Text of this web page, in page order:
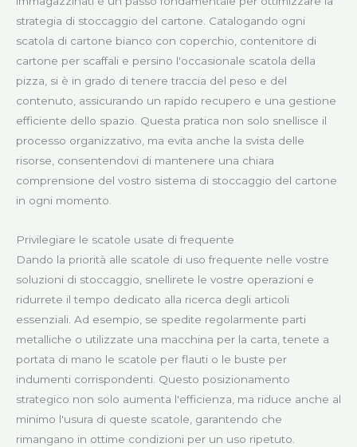
strategia di stoccaggio del cartone. Catalogando ogni
scatola di cartone bianco con coperchio, contenitore di
cartone per scaffali e persino l'occasionale scatola della
pizza, si è in grado di tenere traccia del peso e del
contenuto, assicurando un rapido recupero e una gestione
efficiente dello spazio. Questa pratica non solo snellisce il
processo organizzativo, ma evita anche la svista delle
risorse, consentendovi di mantenere una chiara
comprensione del vostro sistema di stoccaggio del cartone
in ogni momento.
Privilegiare le scatole usate di frequente
Dando la priorità alle scatole di uso frequente nelle vostre
soluzioni di stoccaggio, snellirete le vostre operazioni e
ridurrete il tempo dedicato alla ricerca degli articoli
essenziali. Ad esempio, se spedite regolarmente parti
metalliche o utilizzate una macchina per la carta, tenete a
portata di mano le scatole per flauti o le buste per
indumenti corrispondenti. Questo posizionamento
strategico non solo aumenta l'efficienza, ma riduce anche al
minimo l'usura di queste scatole, garantendo che
rimangano in ottime condizioni per un uso ripetuto.